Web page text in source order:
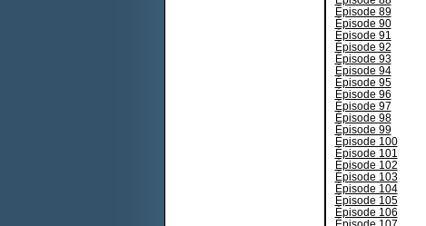
Épisode 89
Épisode 90
Épisode 91
Épisode 92
Épisode 93
Épisode 94
Épisode 95
Épisode 96
Épisode 97
Épisode 98
Épisode 99
Épisode 100
Épisode 101
Épisode 102
Épisode 103
Épisode 104
Épisode 105
Épisode 106